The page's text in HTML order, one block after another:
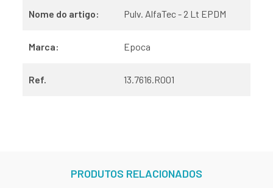
Nome do artigo: Pulv. AlfaTec - 2 Lt EPDM
Marca: Epoca
Ref. 13.7616.R001
PRODUTOS RELACIONADOS